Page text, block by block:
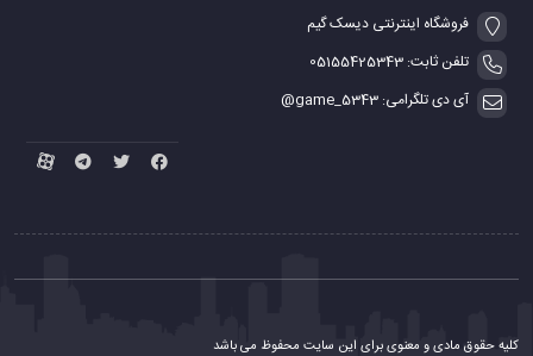
فروشگاه اینترنتی دیسک گیم
تلفن ثابت: 05155425343
آی دی تلگرامی: game_5343@
کلیه حقوق مادی و معنوی برای این سایت محفوظ می باشد